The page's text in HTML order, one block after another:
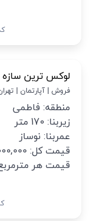
کد:
لوکس ترین سازه فاطمی ۱۷۰متر
فروش | آپارتمان |
منطقه: فاطمی
زیربنا: 170 متر
عمربنا: نوساز
قیمت کل: 40,000,000,000
قیمت هر مترمربع:
کد: